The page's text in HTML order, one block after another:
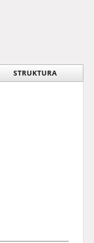
STRUKTURA